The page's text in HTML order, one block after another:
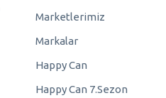
Marketlerimiz
Markalar
Happy Can
Happy Can 7.Sezon